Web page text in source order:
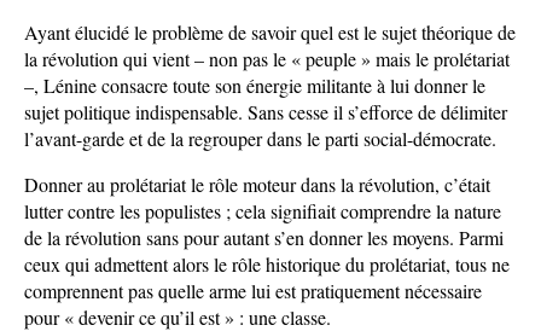
Ayant élucidé le problème de savoir quel est le sujet théorique de
la révolution qui vient – non pas le « peuple » mais le prolétariat
–, Lénine consacre toute son énergie militante à lui donner le
sujet politique indispensable. Sans cesse il s’efforce de délimiter
l’avant-garde et de la regrouper dans le parti social-démocrate.
Donner au prolétariat le rôle moteur dans la révolution, c’était
lutter contre les populistes ; cela signifiait comprendre la nature
de la révolution sans pour autant s’en donner les moyens. Parmi
ceux qui admettent alors le rôle historique du prolétariat, tous ne
comprennent pas quelle arme lui est pratiquement nécessaire
pour « devenir ce qu’il est » : une classe.